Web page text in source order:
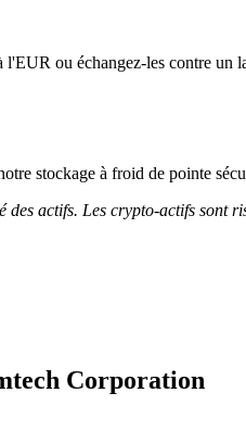
ou échangez-les contre un
stockage à froid de pointe
des actifs. Les crypto-actifs
Corporation